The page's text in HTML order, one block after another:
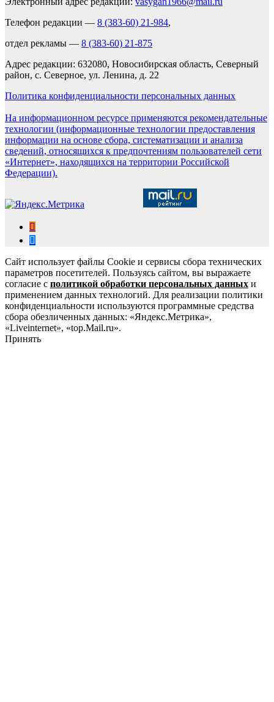
Телефон редакции — 8 (383-60) 21-984,
отдел рекламы — 8 (383-60) 21-875
Адрес редакции: 632080, Новосибирская область, Северный
район, с. Северное, ул. Ленина, д. 22
Политика конфиденциальности персональных данных
На информационном ресурсе применяются рекомендательные
технологии (информационные технологии предоставления
информации на основе сбора, систематизации и анализа
сведений, относящихся к предпочтениям пользователей сети
«Интернет», находящихся на территории Российской
Федерации).
Сайт использует файлы Cookie и сервисы сбора технических
параметров посетителей. Пользуясь сайтом, вы выражаете
согласие с политикой обработки персональных данных и
применением данных технологий. Для реализации политики
конфиденциальности используются программные средства
сбора обезличенных данных: «Яндекс.Метрика»,
«Liveinternet», «top.Mail.ru».
Принять